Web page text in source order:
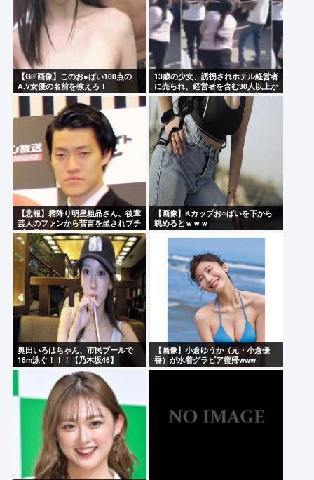
【GIF画像】このお●ぱい100点の
A.V女優の名前を教えろ！
13歳の少女、誘拐されホテル経営者
に売られ、経営者を含む30人以上か
ら性的暴行。怒った群集が折檻(動
画有)。ホテルはブルドーザーで撤
去
【悲報】霜降り明星粗品さん、後輩
芸人のファンから苦言を呈されブチ
ギレ発狂…
【画像】Kカップお○ぱいを下から
眺めるとｗｗｗ
奥田いろはちゃん、市民プールで
18m泳ぐ！！！【乃木坂46】
【画像】小倉ゆうか（元・小倉優
香）が水着グラビア復帰www